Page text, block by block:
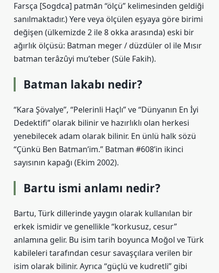
Farsça [Sogdca] patmān “ölçü” kelimesinden geldiği
sanılmaktadır.) Yere veya ölçülen eşyaya göre birimi
değişen (ülkemizde 2 ile 8 okka arasında) eski bir
ağırlık ölçüsü: Batman meger / düzdüler ol ile Mısır
batman terâzûyi mu’teber (Süle Fakih).
Batman lakabı nedir?
“Kara Şövalye”, “Pelerinli Haçlı” ve “Dünyanın En İyi
Dedektifi” olarak bilinir ve hazırlıklı olan herkesi
yenebilecek adam olarak bilinir. En ünlü halk sözü
“Çünkü Ben Batman’im.” Batman #608’in ikinci
sayısının kapağı (Ekim 2002).
Bartu ismi anlamı nedir?
Bartu, Türk dillerinde yaygın olarak kullanılan bir
erkek ismidir ve genellikle “korkusuz, cesur”
anlamına gelir. Bu isim tarih boyunca Moğol ve Türk
kabileleri tarafından cesur savaşçılara verilen bir
isim olarak bilinir. Ayrıca “güçlü ve kudretli” gibi